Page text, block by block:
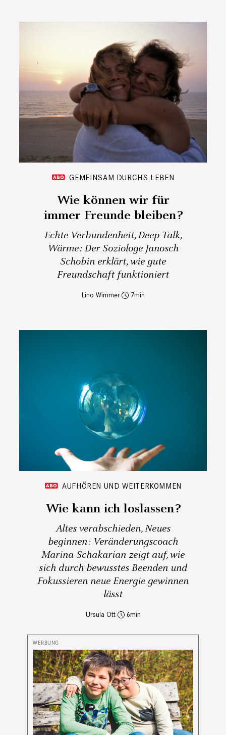
GEMEINSAM DURCHS LEBEN
Wie können wir für
immer Freunde bleiben?
Echte Verbundenheit, Deep Talk,
Wärme: Der Soziologe Janosch
Schobin erklärt, wie gute
Freundschaft funktioniert
Lino Wimmer 7
AUFHÖREN UND WEITERKOMMEN
Wie kann ich loslassen?
Altes verabschieden, Neues
beginnen: Veränderungscoach
Marina Schakarian zeigt auf, wie
sich durch bewusstes Beenden und
Fokussieren neue Energie gewinnen
lässt
Ursula Ott 6